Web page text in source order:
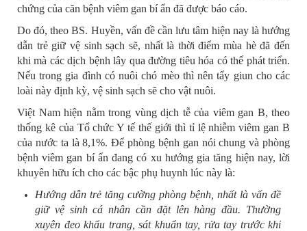
chứng của căn bệnh viêm gan bí ẩn đã được báo cáo.
Do đó, theo BS. Huyền, vấn đề cần lưu tâm hiện nay là hướng
dẫn trẻ giữ vệ sinh sạch sẽ, nhất là thời điểm mùa hè đã đến
khi mà các dịch bệnh lây qua đường tiêu hóa có thể phát triển.
Nếu trong gia đình có nuôi chó mèo thì nên tẩy giun cho các
loài này định kỳ, vệ sinh sạch sẽ cho vật nuôi.
Việt Nam hiện nằm trong vùng dịch tễ của viêm gan B, theo
thống kê của Tổ chức Y tế thế giới thì tỉ lệ nhiễm viêm gan B
của nước ta là 8,1%. Để phòng bệnh gan nói chung và phòng
bệnh viêm gan bí ẩn đang có xu hướng gia tăng hiện nay, lời
khuyên hữu ích cho các bậc phụ huynh lúc này là:
Hướng dẫn trẻ tăng cường phòng bệnh, nhất là vấn đề
giữ vệ sinh cá nhân cần đặt lên hàng đầu. Thường
xuyên đeo khẩu trang, sát khuẩn tay, rửa tay trước khi